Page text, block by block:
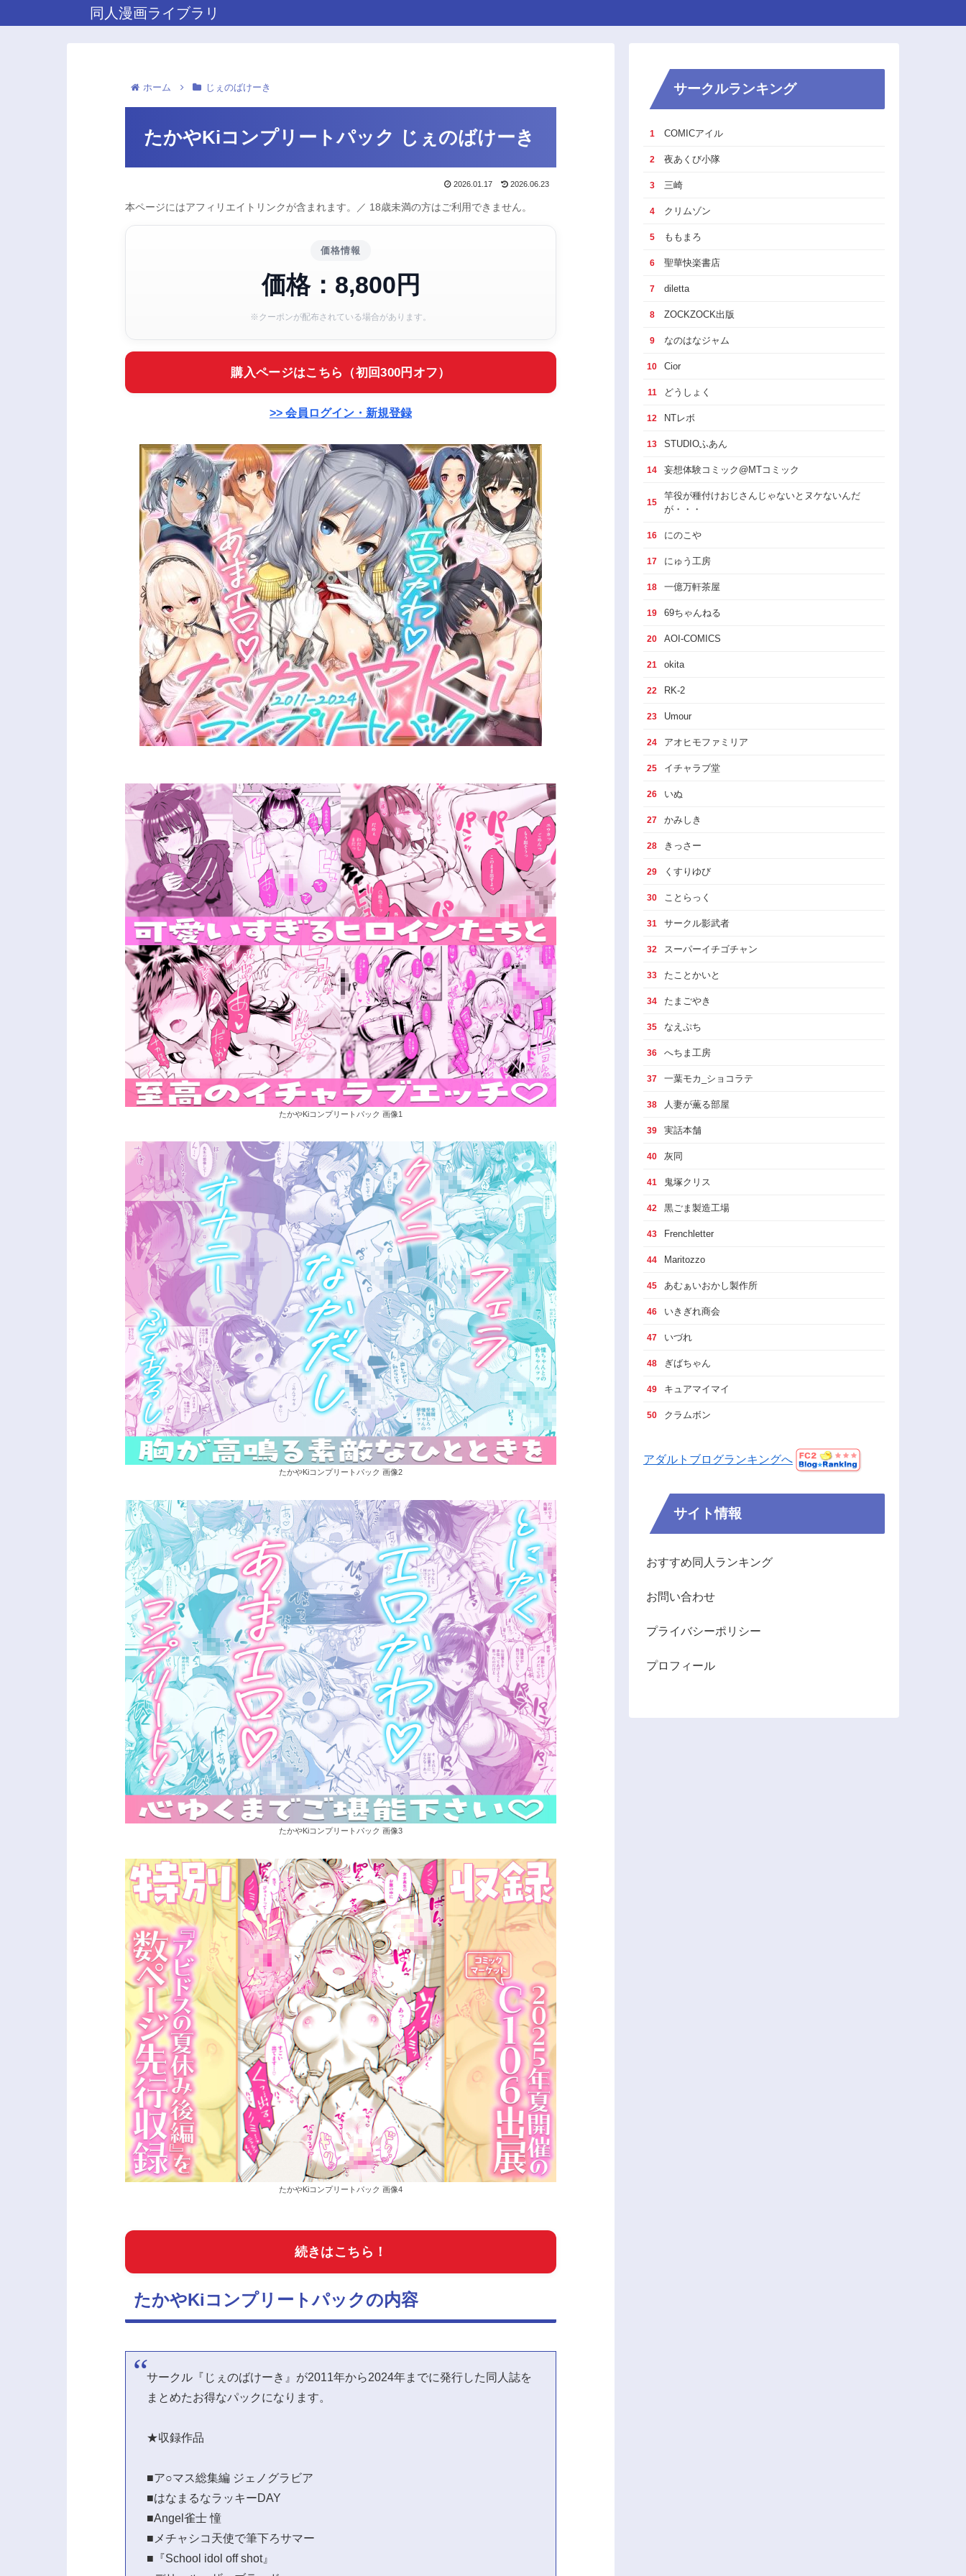
同人漫画ライブラリ
ホーム じぇのばけーき
たかやKiコンプリートパック じぇのばけーき
2026.01.17 2026.06.23
本ページにはアフィリエイトリンクが含まれます。／ 18歳未満の方はご利用できません。
価格情報
価格：8,800円
※クーポンが配布されている場合があります。
購入ページはこちら（初回300円オフ）
>> 会員ログイン・新規登録
たかやKiコンプリートパック 画像1
たかやKiコンプリートパック 画像2
たかやKiコンプリートパック 画像3
たかやKiコンプリートパック 画像4
続きはこちら！
たかやKiコンプリートパックの内容
サークル『じぇのばけーき』が2011年から2024年までに発行した同人誌を
まとめたお得なパックになります。
★収録作品
■ア○マス総集編 ジェノグラビア
■はなまるなラッキーDAY
■Angel雀士 憧
■メチャシコ天使で筆下ろサマー
■『School idol off shot』
サークルランキング
1 COMICアイル
2 夜あくび小隊
3 三崎
4 クリムゾン
5 ももまろ
6 聖華快楽書店
7 diletta
8 ZOCKZOCK出版
9 なのはなジャム
10 Cior
11 どうしょく
12 NTレボ
13 STUDIOふあん
14 妄想体験コミック@MTコミック
15
竿役が種付けおじさんじゃないとヌケないんだ
が・・・
16 にのこや
17 にゅう工房
18 一億万軒茶屋
19 69ちゃんねる
20 AOI-COMICS
21 okita
22 RK-2
23 Umour
24 アオヒモファミリア
25 イチャラブ堂
26 いぬ
27 かみしき
28 きっさー
29 くすりゆび
30 ことらっく
31 サークル影武者
32 スーパーイチゴチャン
33 たことかいと
34 たまごやき
35 なえぷち
36 へちま工房
37 一葉モカ_ショコラテ
38 人妻が薫る部屋
39 実話本舗
40 灰同
41 鬼塚クリス
42 黒ごま製造工場
43 Frenchletter
44 Maritozzo
45 あむぁいおかし製作所
46 いきぎれ商会
47 いづれ
48 ぎばちゃん
49 キュアマイマイ
50 クラムボン
アダルトブログランキングへ
サイト情報
おすすめ同人ランキング
お問い合わせ
プライバシーポリシー
プロフィール